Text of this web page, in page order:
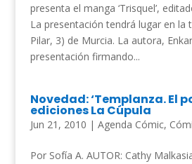
presenta el manga ‘Trisquel’,
La presentación tendrá lugar en la
Pilar, 3) de Murcia. La autora,
presentación firmando...
Novedad: ‘Templanza. El
ediciones La Cúpula
Jun 21, 2010 | Agenda Cómic,
Por Sofía A. AUTOR: Cathy